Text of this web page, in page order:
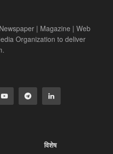
| Magazine | Web
Organization to deliver
विशेष